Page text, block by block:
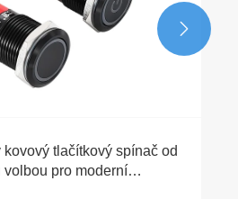
tlačítkový spínač od
pro moderní
